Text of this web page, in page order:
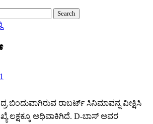
ರಾಬರ್ಟ್ ಸಿನಿಮಾವನ್ನ ವೀಕ್ಷಿಸಿ
ಲಕ್ಷಕ್ಕೂ ಅಧಿವಾಕಿಗಿದೆ. D-ಬಾಸ್ ಅವರ